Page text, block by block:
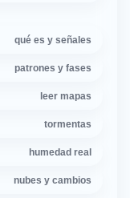
qué es y señales
patrones y fases
leer mapas
tormentas
humedad real
nubes y cambios